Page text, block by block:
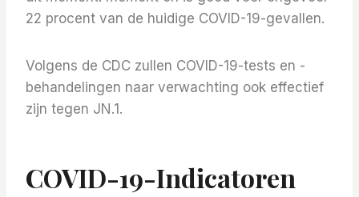
22 procent van de huidige COVID-19-gevallen.
Volgens de CDC zullen COVID-19-tests en -
behandelingen naar verwachting ook effectief
zijn tegen JN.1.
COVID-19-Indicatoren